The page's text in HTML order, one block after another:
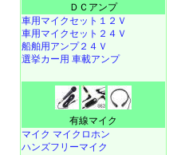
ＤＣアンプ
車用マイクセット１２Ｖ
車用マイクセット２４Ｖ
船舶用アンプ２４Ｖ
選挙カー用 車載アンプ
有線マイク
マイク マイクロホン
ハンズフリーマイク